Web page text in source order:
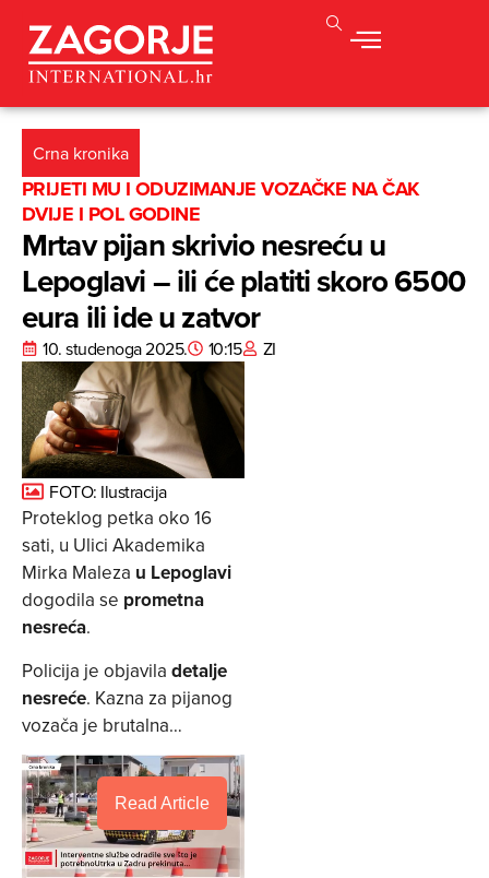
Crna kronika
PRIJETI MU I ODUZIMANJE VOZAČKE NA ČAK
DVIJE I POL GODINE
Mrtav pijan skrivio nesreću u
Lepoglavi – ili će platiti skoro 6500
eura ili ide u zatvor
10. studenoga 2025. 10:15 ZI
FOTO: Ilustracija
Proteklog petka oko 16
sati, u Ulici Akademika
Mirka Maleza u Lepoglavi
dogodila se prometna
nesreća.
Policija je objavila detalje
nesreće. Kazna za pijanog
vozača je brutalna…
Read Article